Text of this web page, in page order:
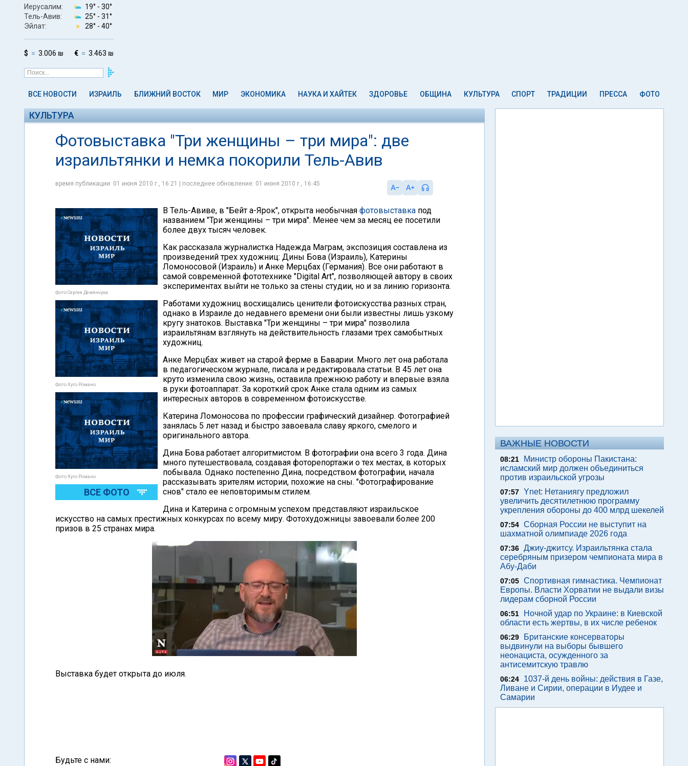
Иерусалим: 19° - 30°
Тель-Авив:
25° - 31°
Эйлат:
28° - 40°
$ 3.006 ₪ € 3.463 ₪
ВСЕ НОВОСТИ ИЗРАИЛЬ БЛИЖНИЙ ВОСТОК МИР ЭКОНОМИКА НАУКА И ХАЙТЕК ЗДОРОВЬЕ ОБЩИНА КУЛЬТУРА СПОРТ ТРАДИЦИИ ПРЕССА ФОТО
КУЛЬТУРА
Фотовыставка "Три женщины – три мира": две
израильтянки и немка покорили Тель-Авив
время публикации: 01 июня 2010 г., 16:21 | последнее обновление: 01 июня 2010 г., 16:45
Фото Сергея Демянчука
Фото Хуго Романо
Фото Хуго Романо
ВСЕ ФОТО
В Тель-Авиве, в "Бейт а-Ярок", открыта необычная фотовыставка под
названием "Три женщины – три мира". Менее чем за месяц ее посетили
более двух тысяч человек.
Как рассказала журналистка Надежда Маграм, экспозиция составлена из
произведений трех художниц: Дины Бова (Израиль), Катерины
Ломоносовой (Израиль) и Анке Мерцбах (Германия). Все они работают в
самой современной фототехнике "Digital Art", позволяющей автору в своих
экспериментах выйти не только за стены студии, но и за линию горизонта.
Работами художниц восхищались ценители фотоискусства разных стран,
однако в Израиле до недавнего времени они были известны лишь узкому
кругу знатоков. Выставка "Три женщины – три мира" позволила
израильтянам взглянуть на действительность глазами трех самобытных
художниц.
Анке Мерцбах живет на старой ферме в Баварии. Много лет она работала
в педагогическом журнале, писала и редактировала статьи. В 45 лет она
круто изменила свою жизнь, оставила прежнюю работу и впервые взяла
в руки фотоаппарат. За короткий срок Анке стала одним из самых
интересных авторов в современном фотоискусстве.
Катерина Ломоносова по профессии графический дизайнер. Фотографией
занялась 5 лет назад и быстро завоевала славу яркого, смелого и
оригинального автора.
Дина Бова работает алгоритмистом. В фотографии она всего 3 года. Дина
много путешествовала, создавая фоторепортажи о тех местах, в которых
побывала. Однако постепенно Дина, посредством фотографии, начала
рассказывать зрителям истории, похожие на сны. "Фотографирование
снов" стало ее неповторимым стилем.
Дина и Катерина с огромным успехом представляют израильское
искусство на самых престижных конкурсах по всему миру. Фотохудожницы завоевали более 200
призов в 25 странах мира.
Выставка будет открыта до июля.
Будьте с нами:
ВАЖНЫЕ НОВОСТИ
08:21
Министр обороны Пакистана:
исламский мир должен объединиться
против израильской угрозы
07:57 Ynet: Нетаниягу предложил
увеличить десятилетнюю программу
укрепления обороны до 400 млрд шекелей
07:54 Сборная России не выступит на
шахматной олимпиаде 2026 года
07:36 Джиу-джитсу. Израильтянка стала
серебряным призером чемпионата мира в
Абу-Даби
07:05 Спортивная гимнастика. Чемпионат
Европы. Власти Хорватии не выдали визы
лидерам сборной России
06:51
Ночной удар по Украине: в Киевской
области есть жертвы, в их числе ребенок
06:29
Британские консерваторы
выдвинули на выборы бывшего
неонациста, осужденного за
антисемитскую травлю
06:24
1037-й день войны: действия в Газе,
Ливане и Сирии, операции в Иудее и
Самарии